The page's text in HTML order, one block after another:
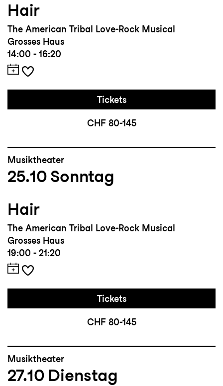
Hair
The American Tribal Love-Rock Musical
Grosses Haus
14:00 - 16:20
Tickets
CHF 80-145
Musiktheater
25.10 Sonntag
Hair
The American Tribal Love-Rock Musical
Grosses Haus
19:00 - 21:20
Tickets
CHF 80-145
Musiktheater
27.10 Dienstag